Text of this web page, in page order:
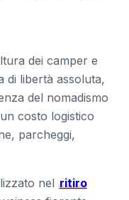
dei camper e
di libertà assoluta,
del nomadismo
costo logistico
parcheggi,
nel ritiro